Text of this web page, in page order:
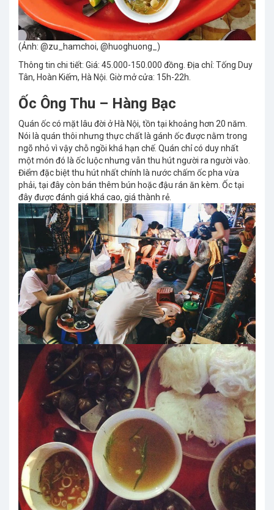
(Ảnh: @zu_hamchoi, @huoghuong_)
Thông tin chi tiết: Giá: 45.000-150.000 đồng. Địa chỉ: Tống Duy
Tân, Hoàn Kiếm, Hà Nội. Giờ mở cửa: 15h-22h.
Ốc Ông Thu – Hàng Bạc
Quán ốc có mặt lâu đời ở Hà Nội, tồn tại khoảng hơn 20 năm.
Nói là quán thôi nhưng thực chất là gánh ốc được nằm trong
ngõ nhỏ vì vậy chỗ ngồi khá hạn chế. Quán chỉ có duy nhất
một món đó là ốc luộc nhưng vẫn thu hút người ra người vào.
Điểm đặc biệt thu hút nhất chính là nước chấm ốc pha vừa
phải, tại đây còn bán thêm bún hoặc đậu rán ăn kèm. Ốc tại
đây được đánh giá khá cao, giá thành rẻ.